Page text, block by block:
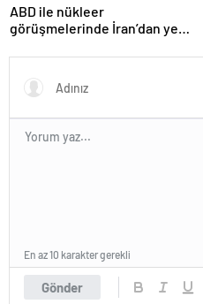
ABD ile nükleer
görüşmelerinde İran’dan yeni
Gönder
En az 10 karakter gerekli